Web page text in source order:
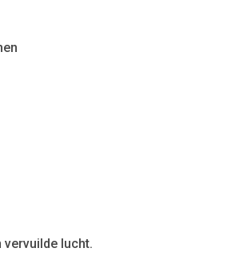
lucht.